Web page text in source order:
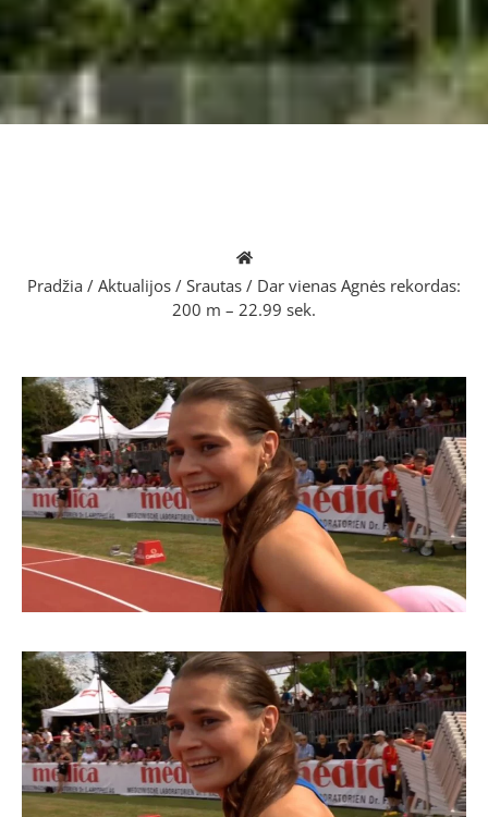
Pradžia / Aktualijos / Srautas / Dar vienas Agnės rekordas:
200 m – 22.99 sek.